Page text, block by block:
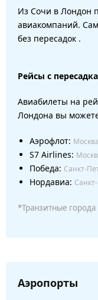
Из Сочи в Лондон
авиакомпаний.
без пересадок .
Рейсы с
Авиабилеты на
Лондона вы
Аэрофлот: Москва
S7 Airlines:
Победа: Санкт-
Нордавиа:
*Транзитные города
Аэропорты